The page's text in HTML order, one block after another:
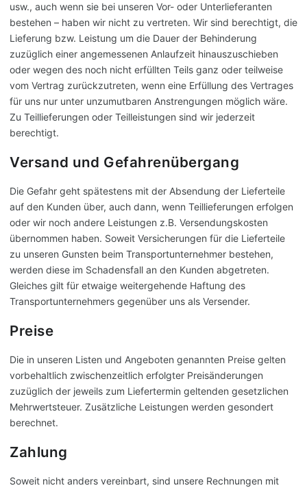
usw., auch wenn sie bei unseren Vor- oder Unterlieferanten
bestehen – haben wir nicht zu vertreten. Wir sind berechtigt, die
Lieferung bzw. Leistung um die Dauer der Behinderung
zuzüglich einer angemessenen Anlaufzeit hinauszuschieben
oder wegen des noch nicht erfüllten Teils ganz oder teilweise
vom Vertrag zurückzutreten, wenn eine Erfüllung des Vertrages
für uns nur unter unzumutbaren Anstrengungen möglich wäre.
Zu Teillieferungen oder Teilleistungen sind wir jederzeit
berechtigt.
Versand und Gefahrenübergang
Die Gefahr geht spätestens mit der Absendung der Lieferteile
auf den Kunden über, auch dann, wenn Teillieferungen erfolgen
oder wir noch andere Leistungen z.B. Versendungskosten
übernommen haben. Soweit Versicherungen für die Lieferteile
zu unseren Gunsten beim Transportunternehmer bestehen,
werden diese im Schadensfall an den Kunden abgetreten.
Gleiches gilt für etwaige weitergehende Haftung des
Transportunternehmers gegenüber uns als Versender.
Preise
Die in unseren Listen und Angeboten genannten Preise gelten
vorbehaltlich zwischenzeitlich erfolgter Preisänderungen
zuzüglich der jeweils zum Liefertermin geltenden gesetzlichen
Mehrwertsteuer. Zusätzliche Leistungen werden gesondert
berechnet.
Zahlung
Soweit nicht anders vereinbart, sind unsere Rechnungen mit